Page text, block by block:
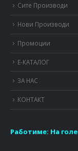
Сите Производи
Нови Производи
Промоции
Е-КАТАЛОГ
ЗА НАС
КОНТАКТ
Работиме: На